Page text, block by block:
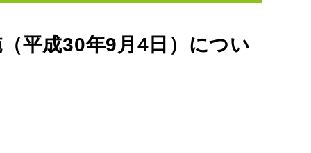
平成30年9月4日）につい